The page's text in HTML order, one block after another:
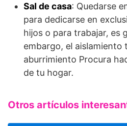
Sal de casa: Quedarse
para dedicarse en
hijos o para trabajar, es
embargo, el aislamiento
aburrimiento Procura
de tu hogar.
Otros artículos